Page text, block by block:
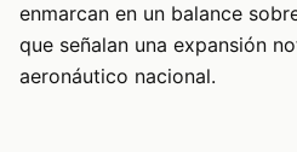
enmarcan en un balance
que señalan una expansión
aeronáutico nacional.